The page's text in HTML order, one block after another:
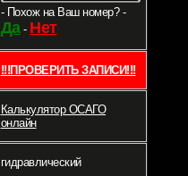
- Похож на Ваш номер? -
Да- Нет
!!!ПРОВЕРИТЬ ЗАПИСИ!!!
Калькулятор ОСАГО
онлайн
гидравлический